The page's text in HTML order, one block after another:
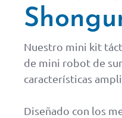
Nuestro mini kit
de mini robot de
características
Diseñado con los